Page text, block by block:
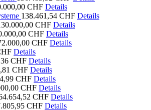
CHF Details
138.461,54 CHF Details
CHF Details
CHF Details
CHF Details
Details
CHF Details
CHF Details
CHF Details
CHF Details
CHF Details
CHF Details